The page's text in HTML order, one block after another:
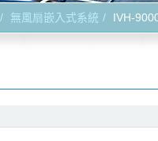
無風扇嵌入式系統 IVH-